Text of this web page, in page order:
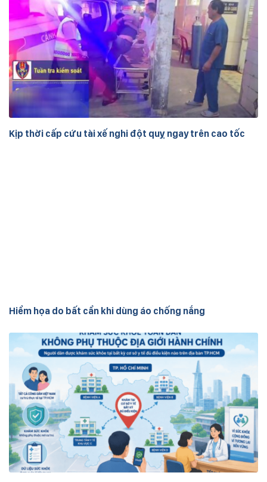
Kịp thời cấp cứu tài xế nghi đột quỵ ngay trên cao tốc
Hiểm họa do bất cẩn khi dùng áo chống nắng